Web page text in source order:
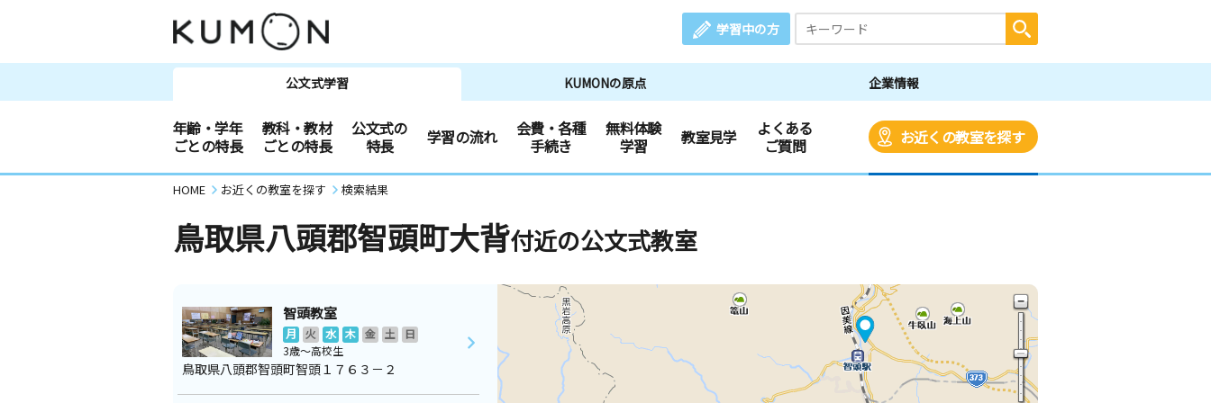
学習中の方
公文式学習 KUMONの原点 企業情報
年齢・学年
ごとの特長
教科・教材
ごとの特長
公文式の
特長
学習の流れ
会費・各種
手続き
無料体験
学習
教室見学
よくある
ご質問
お近くの教室を探す
HOME お近くの教室を探す 検索結果
鳥取県八頭郡智頭町大背付近の公文式教室
智頭教室
月 火 水 木 金 土
日
3歳～高校生
鳥取県八頭郡智頭町智頭１７６３－２